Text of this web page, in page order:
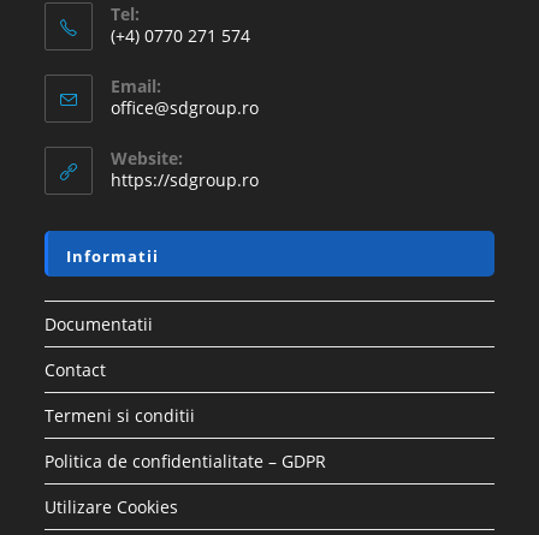
Tel:
(+4) 0770 271 574
Email:
office@sdgroup.ro
Website:
https://sdgroup.ro
Informatii
Documentatii
Contact
Termeni si conditii
Politica de confidentialitate – GDPR
Utilizare Cookies